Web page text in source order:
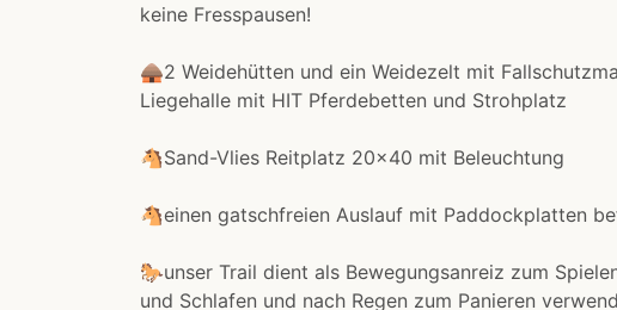
keine Fresspausen!
🛖2 Weidehütten und ein Weidezelt mit
Liegehalle mit HIT Pferdebetten und Strohplatz
🐴Sand-Vlies Reitplatz 20x40 mit Beleuchtung
🐴einen gatschfreien Auslauf mit Paddockplatten
🐎unser Trail dient als Bewegungsanreiz zum
und Schlafen und nach Regen zum Panieren